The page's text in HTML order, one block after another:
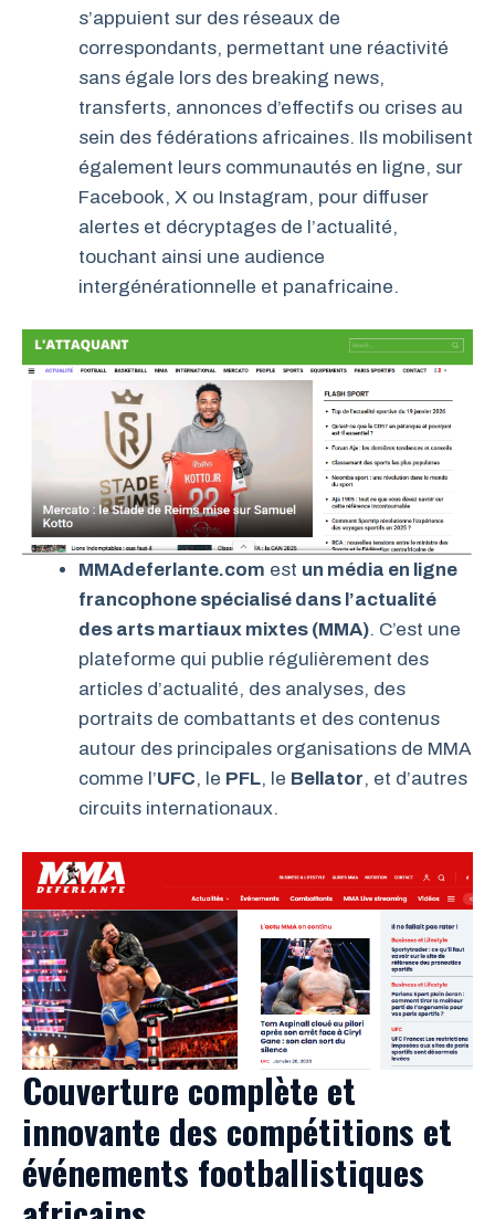
s’appuient sur des réseaux de
correspondants, permettant une réactivité
sans égale lors des breaking news,
transferts, annonces d’effectifs ou crises au
sein des fédérations africaines. Ils mobilisent
également leurs communautés en ligne, sur
Facebook, X ou Instagram, pour diffuser
alertes et décryptages de l’actualité,
touchant ainsi une audience
intergénérationnelle et panafricaine.
MMAdeferlante.com est un média en ligne
francophone spécialisé dans l’actualité
des arts martiaux mixtes (MMA). C’est une
plateforme qui publie régulièrement des
articles d’actualité, des analyses, des
portraits de combattants et des contenus
autour des principales organisations de MMA
comme l’UFC, le PFL, le Bellator, et d’autres
circuits internationaux.
Couverture complète et
innovante des compétitions et
événements footballistiques